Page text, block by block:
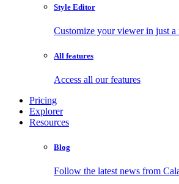
Style Editor
Customize your viewer in just
All features
Access all our features
Pricing
Explorer
Resources
Blog
Follow the latest news from